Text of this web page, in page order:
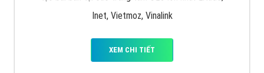
Inet, Vietmoz, Vinalink
XEM CHI TIẾT